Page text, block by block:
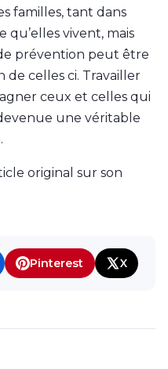
familles, tant dans
qu’elles vivent, mais
prévention peut être
de celles ci. Travailler
ceux et celles qui
une véritable
original sur son
Pinterest X